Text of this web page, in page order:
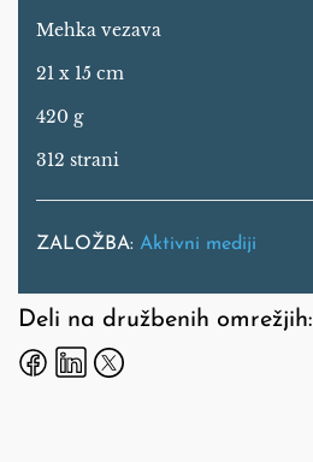
Mehka vezava
21 x 15 cm
420 g
312 strani
ZALOŽBA: Aktivni mediji
Deli na družbenih omrežjih: